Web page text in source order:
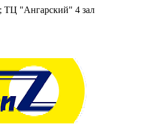
ТЦ "Ангарский" 4 зал